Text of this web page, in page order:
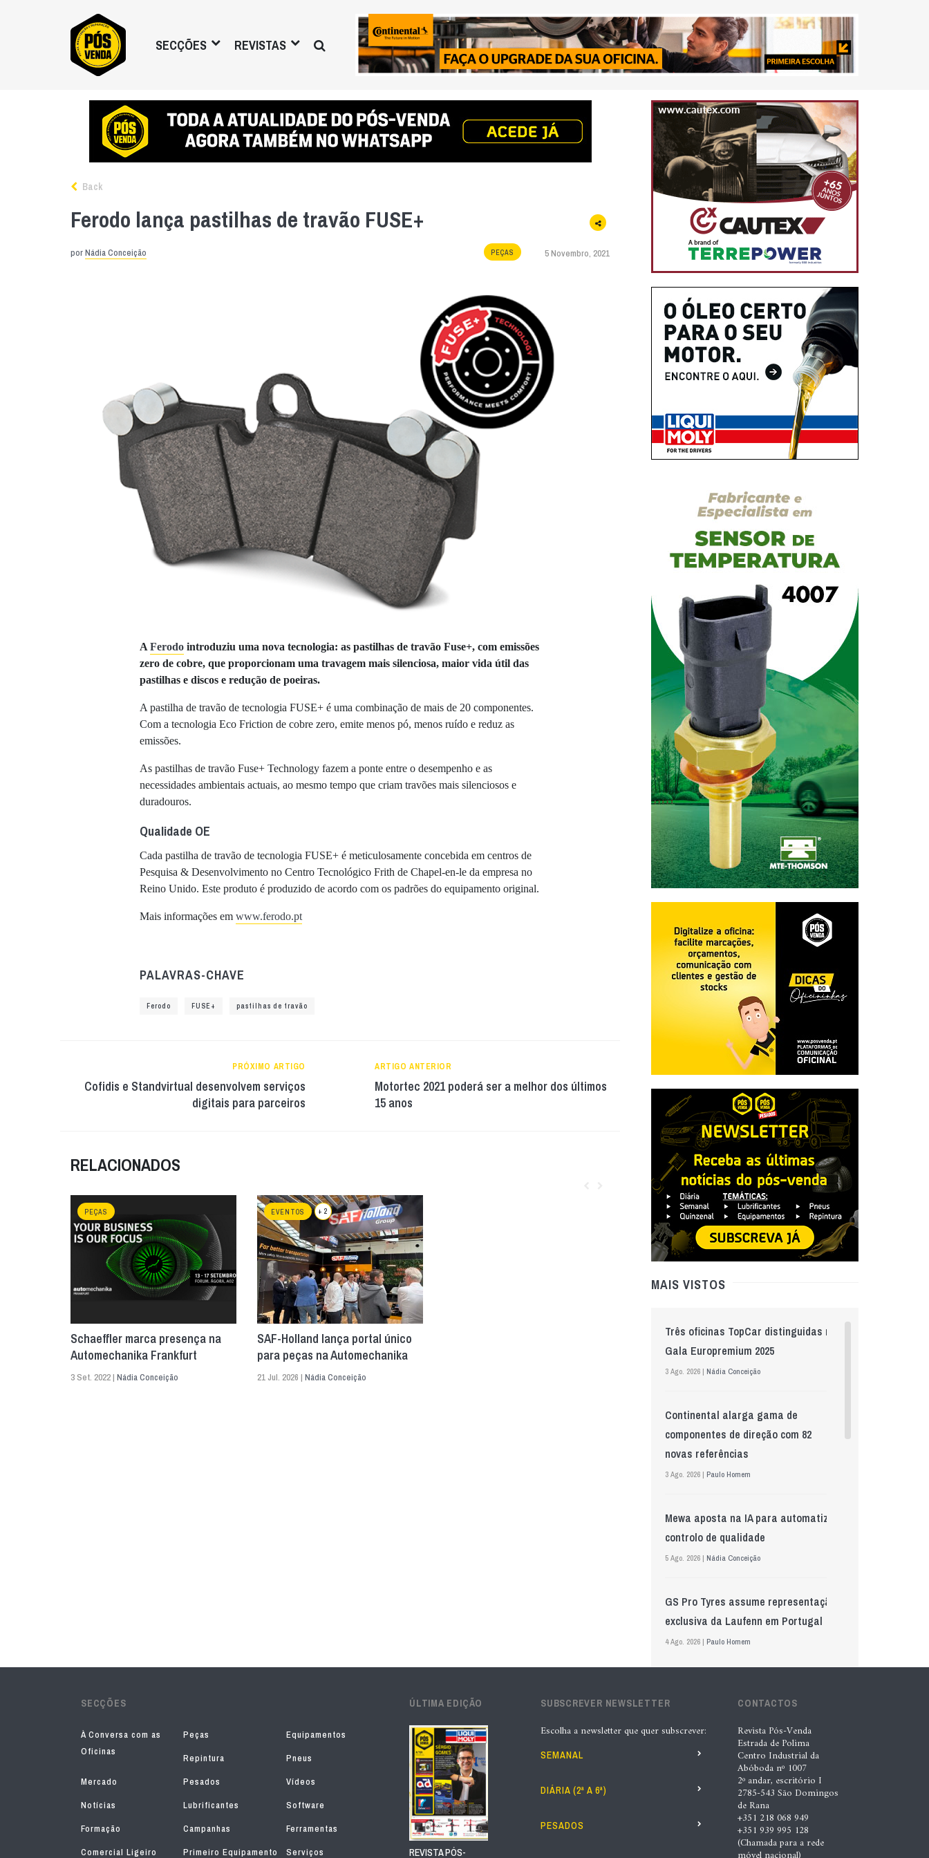
SECÇÕES REVISTAS
Back
Ferodo lança pastilhas de travão FUSE+
porNádia Conceição PEÇAS 5 Novembro, 2021
A Ferodo introduziu uma nova tecnologia: as pastilhas de travão Fuse+, com emissões
zero de cobre, que proporcionam uma travagem mais silenciosa, maior vida útil das
pastilhas e discos e redução de poeiras.
A pastilha de travão de tecnologia FUSE+ é uma combinação de mais de 20 componentes.
Com a tecnologia Eco Friction de cobre zero, emite menos pó, menos ruído e reduz as
emissões.
As pastilhas de travão Fuse+ Technology fazem a ponte entre o desempenho e as
necessidades ambientais actuais, ao mesmo tempo que criam travões mais silenciosos e
duradouros.
Qualidade OE
Cada pastilha de travão de tecnologia FUSE+ é meticulosamente concebida em centros de
Pesquisa & Desenvolvimento no Centro Tecnológico Frith de Chapel-en-le da empresa no
Reino Unido. Este produto é produzido de acordo com os padrões do equipamento original.
Mais informações em www.ferodo.pt
PALAVRAS-CHAVE
Ferodo FUSE+ pastilhas de travão
PRÓXIMO ARTIGO
Cofidis e Standvirtual desenvolvem serviços
digitais para parceiros
ARTIGO ANTERIOR
Motortec 2021 poderá ser a melhor dos últimos
15 anos
RELACIONADOS
PEÇAS
Schaeffler marca presença na
Automechanika Frankfurt
3 Set. 2022 | Nádia Conceição
EVENTOS + 2
SAF-Holland lança portal único
para peças na Automechanika
21 Jul. 2026 | Nádia Conceição
MAIS VISTOS
Três oficinas TopCar distinguidas na
Gala Europremium 2025
3 Ago. 2026 | Nádia Conceição
Continental alarga gama de
componentes de direção com 82
novas referências
3 Ago. 2026 | Paulo Homem
Mewa aposta na IA para automatizar
controlo de qualidade
5 Ago. 2026 | Nádia Conceição
GS Pro Tyres assume representação
exclusiva da Laufenn em Portugal
4 Ago. 2026 | Paulo Homem
lubrificantes, serviços e embalagens
na Automechanika
Nádia Conceição
Acionistas da AkzoNobel e da Axalta
6 Ago. 2026 | Paulo Homem
SECÇÕES
À Conversa com as
Oficinas
Peças
Equipamentos
Repintura
Pneus
Mercado
Pesados
Vídeos
Notícias
Lubrificantes
Software
Formação
Campanhas
Ferramentas
Comercial Ligeiro
Primeiro Equipamento Serviços
ÚLTIMA EDIÇÃO
REVISTA PÓS-
SUBSCREVER NEWSLETTER
Escolha a newsletter que quer subscrever:
SEMANAL
DIÁRIA (2ª A 6ª)
PESADOS
CONTACTOS
Revista Pós-Venda
Estrada de Polima
Centro Industrial da
Abóboda nº 1007
2º andar, escritório I
2785-543 São Domingos
de Rana
+351 218 068 949
+351 939 995 128
(Chamada para a rede